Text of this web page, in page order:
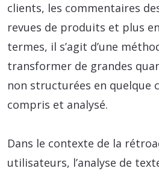
clients, les commentaires
revues de produits et plus
termes, il s’agit d’une
transformer de grandes
non structurées en quelque
compris et analysé.
Dans le contexte de la
utilisateurs, l’analyse de